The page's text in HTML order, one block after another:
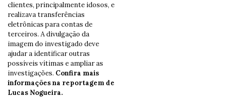
clientes, principalmente idosos, e
realizava transferências
eletrônicas para contas de
terceiros. A divulgação da
imagem do investigado deve
ajudar a identificar outras
possíveis vítimas e ampliar as
investigações. Confira mais
informações na reportagem de
Lucas Nogueira.